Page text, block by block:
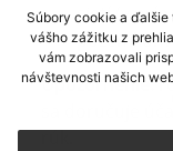
Súbory cookie a
vášho zážitku z
vám zobrazovali
návštevnosti našich
sietí (v
Upozornenie:
sa doručuje
rúk.